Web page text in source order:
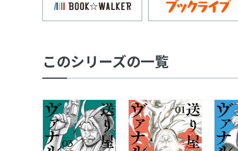
このシリーズの一覧